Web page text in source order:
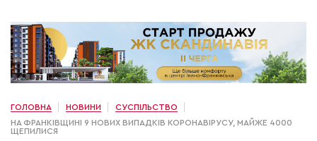
ГОЛОВНА НОВИНИ
СУСПІЛЬСТВО
НА ФРАНКІВЩИНІ 9 НОВИХ ВИПАДКІВ КОРОНАВІРУСУ, МАЙЖЕ 4000
ЩЕПИЛИСЯ